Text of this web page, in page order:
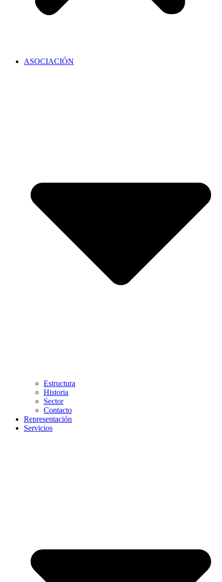
ASOCIACIÓN
Estructura
Historia
Sector
Contacto
Representación
Servicios